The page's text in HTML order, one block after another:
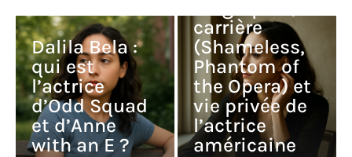
Dalila Bela :
qui est
l’actrice
d’Odd Squad
et d’Anne
with an E ?
carrière
(Shameless,
Phantom of
the Opera) et
vie privée de
l’actrice
américaine